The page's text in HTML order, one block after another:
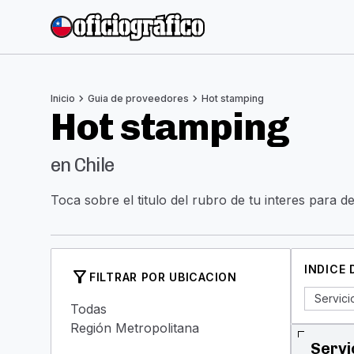
Inicio chevron_right Guia de proveedores chevron_right Hot stamping
Hot stamping
en Chile
Toca sobre el titulo del rubro de tu interes para
filter_alt FILTRAR POR UBICACION
Todas
Región Metropolitana
INDICE